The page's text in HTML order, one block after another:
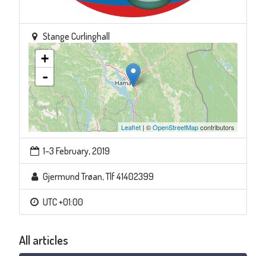
Stange Curlinghall
+
-
Leaflet | ©OpenStreetMapcontributors
1–3 February, 2019
Gjermund Trøan, Tlf 41402399
UTC +01:00
All articles